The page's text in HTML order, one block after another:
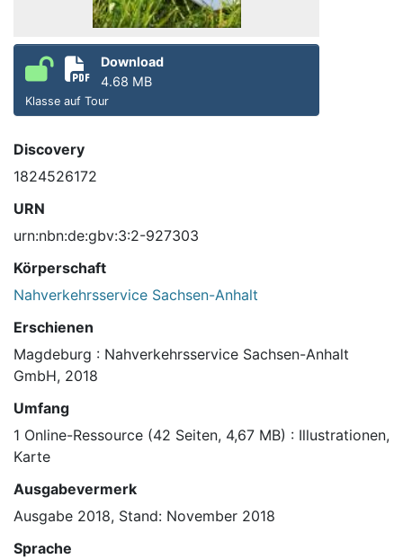
Download
4.68 MB
Klasse auf Tour
Discovery
1824526172
URN
urn:nbn:de:gbv:3:2-927303
Körperschaft
Nahverkehrsservice Sachsen-Anhalt
Erschienen
Magdeburg : Nahverkehrsservice Sachsen-Anhalt
GmbH, 2018
Umfang
1 Online-Ressource (42 Seiten, 4,67 MB) : Illustrationen,
Karte
Ausgabevermerk
Ausgabe 2018, Stand: November 2018
Sprache